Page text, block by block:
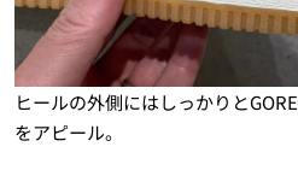
ヒールの外側にはしっかりと
をアピール。